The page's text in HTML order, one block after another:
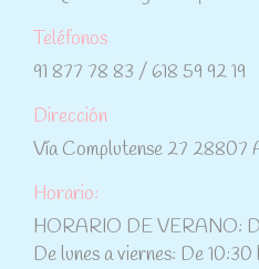
Teléfonos
91 877 78 83 / 618 59 92 19
Dirección
Vía Complutense 27 28807
Horario:
HORARIO DE VERANO:
De lunes a viernes: De